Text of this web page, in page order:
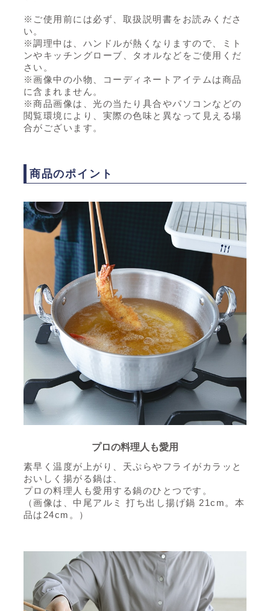
※ご使用前には必ず、取扱説明書をお読みくださ
い。
※調理中は、ハンドルが熱くなりますので、ミト
ンやキッチングローブ、タオルなどをご使用くだ
さい。
※画像中の小物、コーディネートアイテムは商品
に含まれません。
※商品画像は、光の当たり具合やパソコンなどの
閲覧環境により、実際の色味と異なって見える場
合がございます。
商品のポイント
プロの料理人も愛用
素早く温度が上がり、天ぷらやフライがカラッと
おいしく揚がる鍋は、
プロの料理人も愛用する鍋のひとつです。
（画像は、中尾アルミ 打ち出し揚げ鍋 21cm。本
品は24cm。）